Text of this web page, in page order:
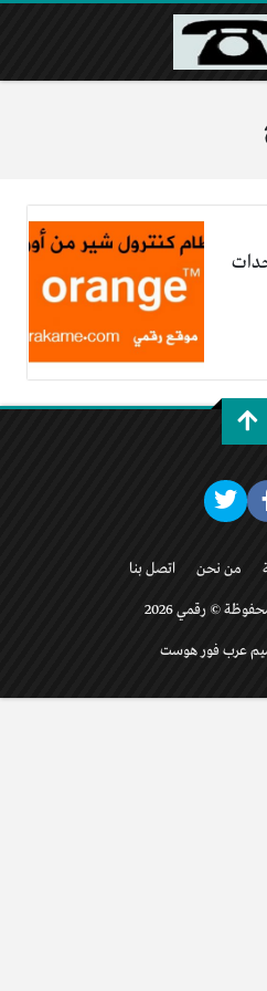
من نحن اتصل بنا
© رقمي 2026
عرب فور هوست